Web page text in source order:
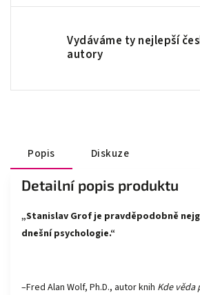
Vydáváme ty nejlepší
autory
Popis Diskuze
Detailní popis produktu
„Stanislav Grof je pravděpodobně
dnešní psychologie.“
–Fred Alan Wolf, Ph.D., autor knih Kde věda